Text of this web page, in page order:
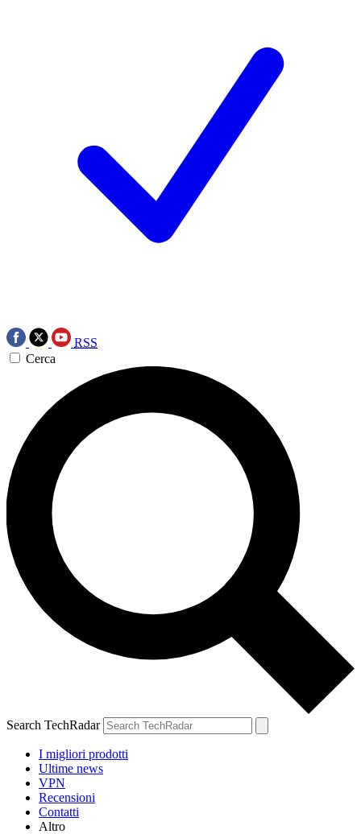
RSS
Cerca
Search TechRadar
I migliori prodotti
Ultime news
VPN
Recensioni
Contatti
Altro